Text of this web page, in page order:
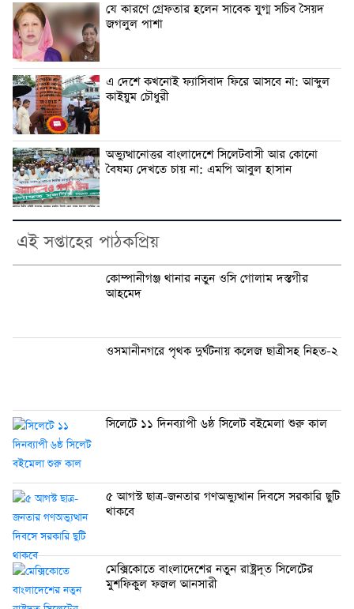
যে কারণে গ্রেফতার হলেন সাবেক যুগ্ম সচিব সৈয়দ
জগলুল পাশা
এ দেশে কখনোই ফ্যাসিবাদ ফিরে আসবে না: আব্দুল
কাইয়ুম চৌধুরী
অভ্যুত্থানোত্তর বাংলাদেশে সিলেটবাসী আর কোনো
বৈষম্য দেখতে চায় না: এমপি আবুল হাসান
এই সপ্তাহের পাঠকপ্রিয়
কোম্পানীগঞ্জ থানার নতুন ওসি গোলাম দস্তগীর
আহমেদ
ওসমানীনগরে পৃথক দুর্ঘটনায় কলেজ ছাত্রীসহ নিহত-২
সিলেটে ১১ দিনব্যাপী ৬ষ্ঠ সিলেট বইমেলা শুরু কাল
৫ আগস্ট ছাত্র-জনতার গণঅভ্যুত্থান দিবসে সরকারি ছুটি
থাকবে
মেক্সিকোতে বাংলাদেশের নতুন রাষ্ট্রদূত সিলেটের
মুশফিকুল ফজল আনসারী